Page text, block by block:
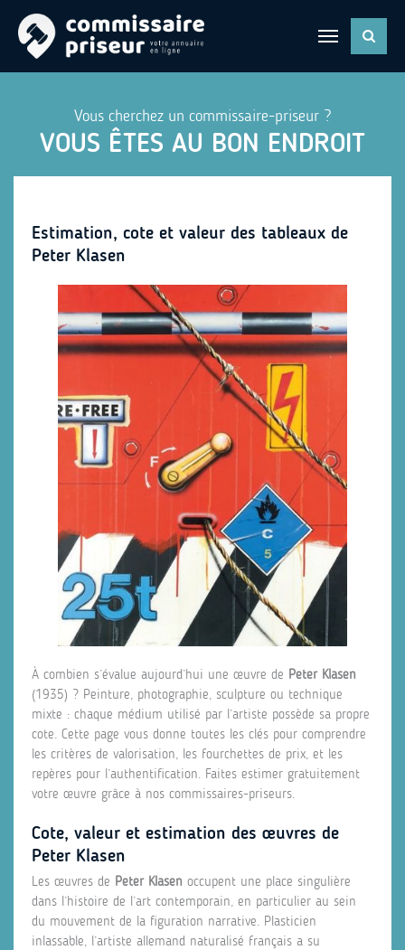
Vous cherchez un commissaire-priseur ?
VOUS ÊTES AU BON ENDROIT
Estimation, cote et valeur des tableaux de
Peter Klasen
À combien s’évalue aujourd’hui une œuvre de Peter Klasen
(1935) ? Peinture, photographie, sculpture ou technique
mixte : chaque médium utilisé par l’artiste possède sa propre
cote. Cette page vous donne toutes les clés pour comprendre
les critères de valorisation, les fourchettes de prix, et les
repères pour l’authentification. Faites estimer gratuitement
votre œuvre grâce à nos commissaires-priseurs.
Cote, valeur et estimation des œuvres de
Peter Klasen
Les œuvres de Peter Klasen occupent une place singulière
dans l’histoire de l’art contemporain, en particulier au sein
du mouvement de la figuration narrative. Plasticien
inlassable, l’artiste allemand naturalisé français a su